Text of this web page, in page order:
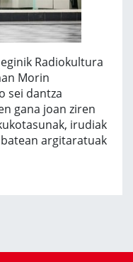
Radiokultura
Morin
sei dantza
gana joan ziren
irudiak
argitaratuak